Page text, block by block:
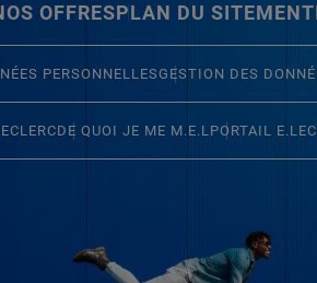
OFFRESPLAN DU SITE
PERSONNELLESGESTION DES
DE QUOI JE ME M.E.LPORTAIL